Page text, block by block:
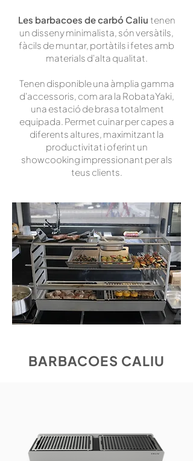
Les barbacoes de carbó Caliu tenen
un disseny minimalista, són versàtils,
fàcils de muntar, portàtils i fetes amb
materials d'alta qualitat.
Tenen disponible una àmplia gamma
d'accessoris, com ara la RobataYaki,
una estació de brasa totalment
equipada. Permet cuinar per capes a
diferents altures, maximitzant la
productivitat i oferint un
showcooking impressionant per als
teus clients.
BARBACOES CALIU